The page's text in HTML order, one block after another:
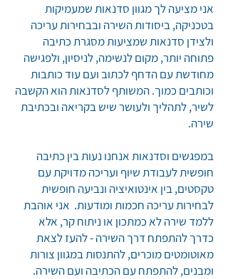
אני מציעה לך מגוון סדנאות שמעמיקות
בטכניקה, ביסודות השירה ובבחירות עריכה
ולצידן סדנאות שמציעות מסגרת כתיבה
פתוחה יותר, מקום לנשימה, לניסיון, ולפגישה
מחודשת עם הדחף לכתוב ועם עוד כותבות
וכותבים כמוך. המשותף לסדנאות הוא הקשבה
לשיר, לתהליך ולעושר שיש בקריאה ובכתיבת
שירה.
במפגשים וסדנאות אנחנו נעות בין כתיבה
חופשית לעבודת שיוף ועריכה מדויקת עם
טקסטים, בין אינטואיציה ונביעה חופשית
לבחירות עריכה חכמות ומודעות. אני אוהבת
ללמד שירה לא כמתכון או ניתוח קר, אלא
כדרך להתפתח דרך השירה - להעז לצאת
מאוטומטים מוכרים, להתנסות במגוון צורות
ומבנים, להתפתח עם הכתיבה ועם השירה.